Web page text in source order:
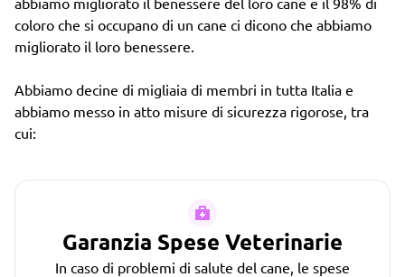
coloro che si occupano di un cane ci dicono che abbiamo
migliorato il loro benessere.
Abbiamo decine di migliaia di membri in tutta Italia e
abbiamo messo in atto misure di sicurezza rigorose, tra
cui:
Garanzia Spese Veterinarie
In caso di problemi di salute del cane, le spese